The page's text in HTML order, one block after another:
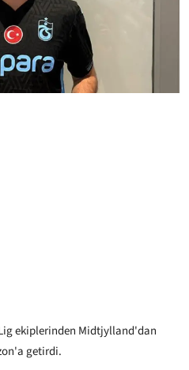
ekiplerinden Midtjylland'dan
getirdi.